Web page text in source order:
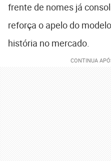
frente de nomes já
reforça o apelo do
história no mercado.